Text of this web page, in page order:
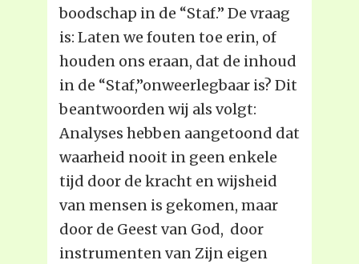
boodschap in de “Staf.” De vraag
is: Laten we fouten toe erin, of
houden ons eraan, dat de inhoud
in de “Staf,”onweerlegbaar is? Dit
beantwoorden wij als volgt:
Analyses hebben aangetoond dat
waarheid nooit in geen enkele
tijd door de kracht en wijsheid
van mensen is gekomen, maar
door de Geest van God, door
instrumenten van Zijn eigen